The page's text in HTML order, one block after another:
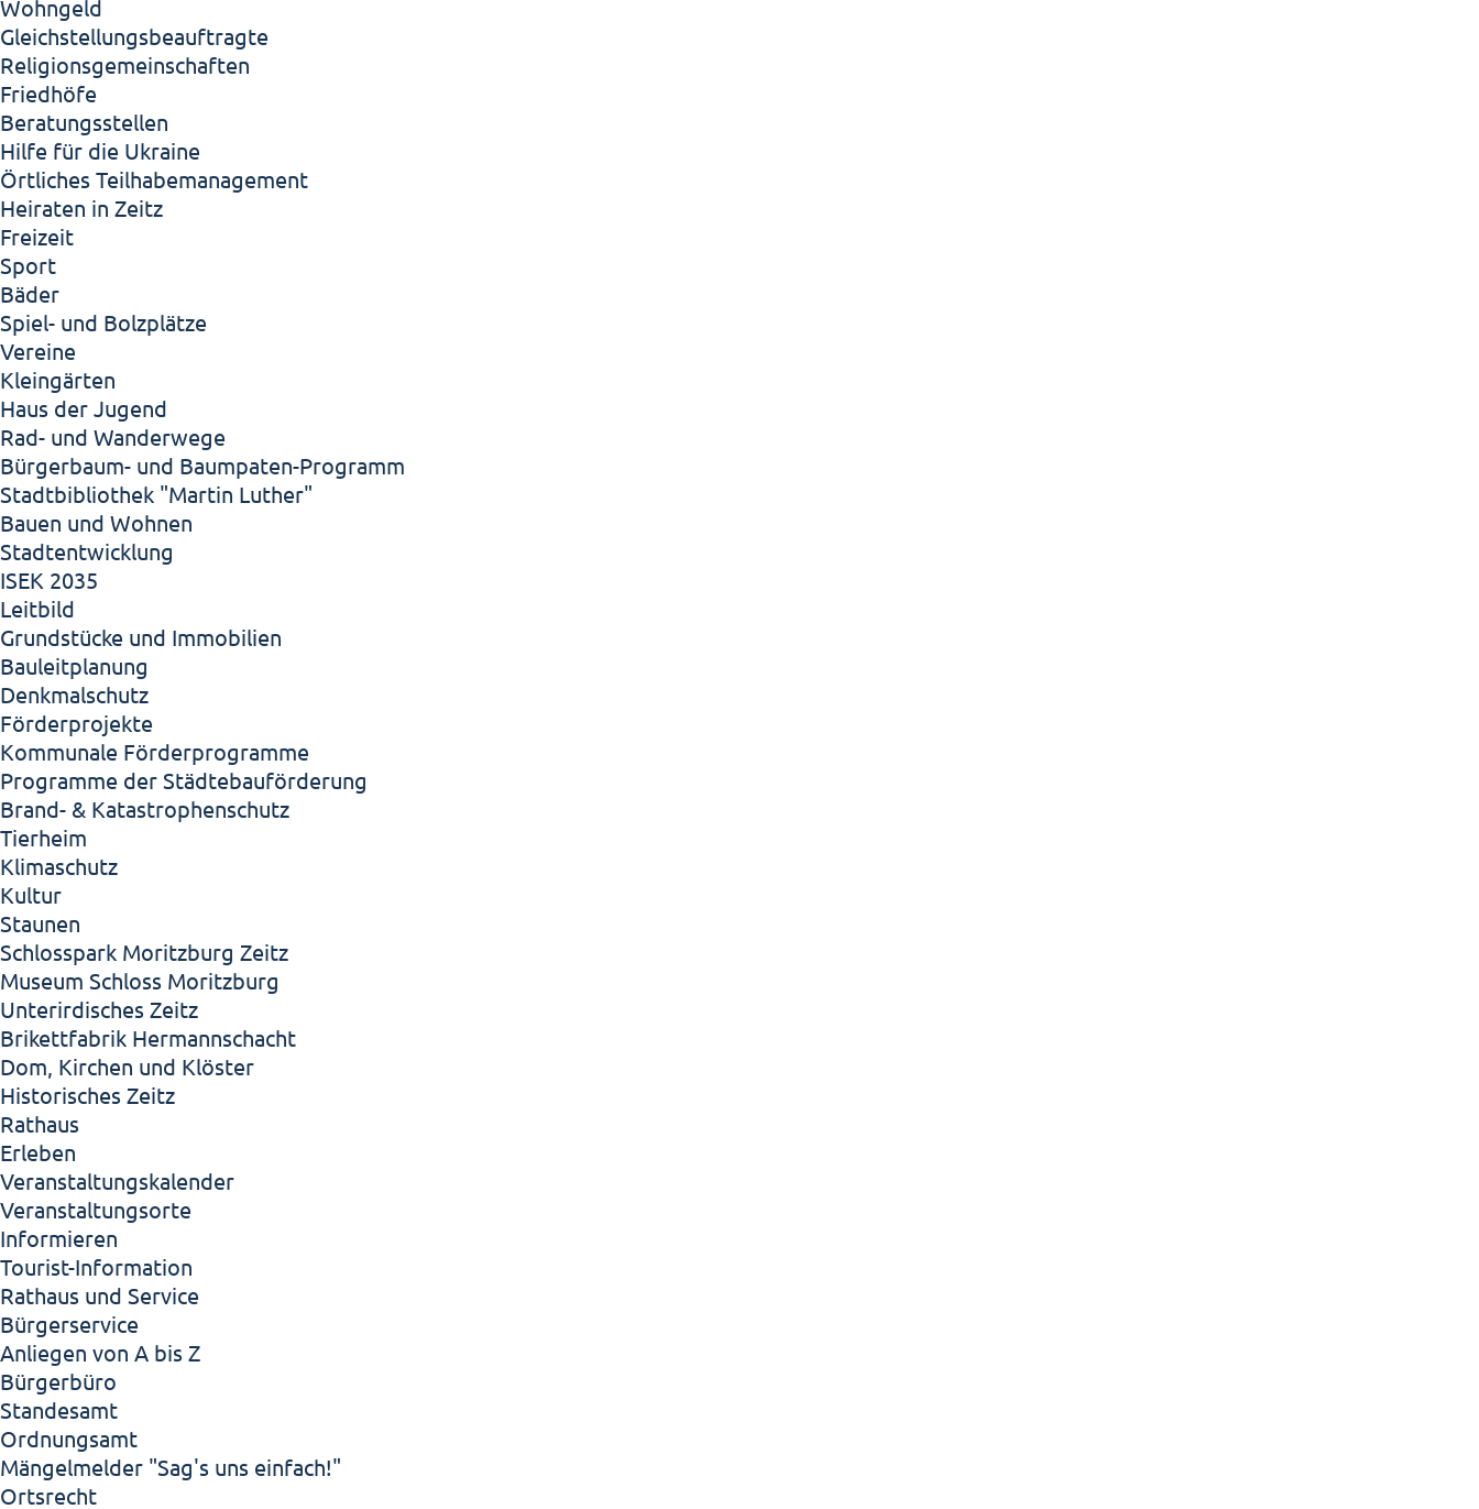
Wohngeld
Gleichstellungsbeauftragte
Religionsgemeinschaften
Friedhöfe
Beratungsstellen
Hilfe für die Ukraine
Örtliches Teilhabemanagement
Heiraten in Zeitz
Freizeit
Sport
Bäder
Spiel- und Bolzplätze
Vereine
Kleingärten
Haus der Jugend
Rad- und Wanderwege
Bürgerbaum- und Baumpaten-Programm
Stadtbibliothek "Martin Luther"
Bauen und Wohnen
Stadtentwicklung
ISEK 2035
Leitbild
Grundstücke und Immobilien
Bauleitplanung
Denkmalschutz
Förderprojekte
Kommunale Förderprogramme
Programme der Städtebauförderung
Brand- & Katastrophenschutz
Tierheim
Klimaschutz
Kultur
Staunen
Schlosspark Moritzburg Zeitz
Museum Schloss Moritzburg
Unterirdisches Zeitz
Brikettfabrik Hermannschacht
Dom, Kirchen und Klöster
Historisches Zeitz
Rathaus
Erleben
Veranstaltungskalender
Veranstaltungsorte
Informieren
Tourist-Information
Rathaus und Service
Bürgerservice
Anliegen von A bis Z
Bürgerbüro
Standesamt
Ordnungsamt
Mängelmelder "Sag's uns einfach!"
Ortsrecht